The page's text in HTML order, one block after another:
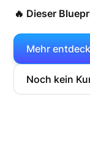
🔥 Dieser
Mehr
Noch kein